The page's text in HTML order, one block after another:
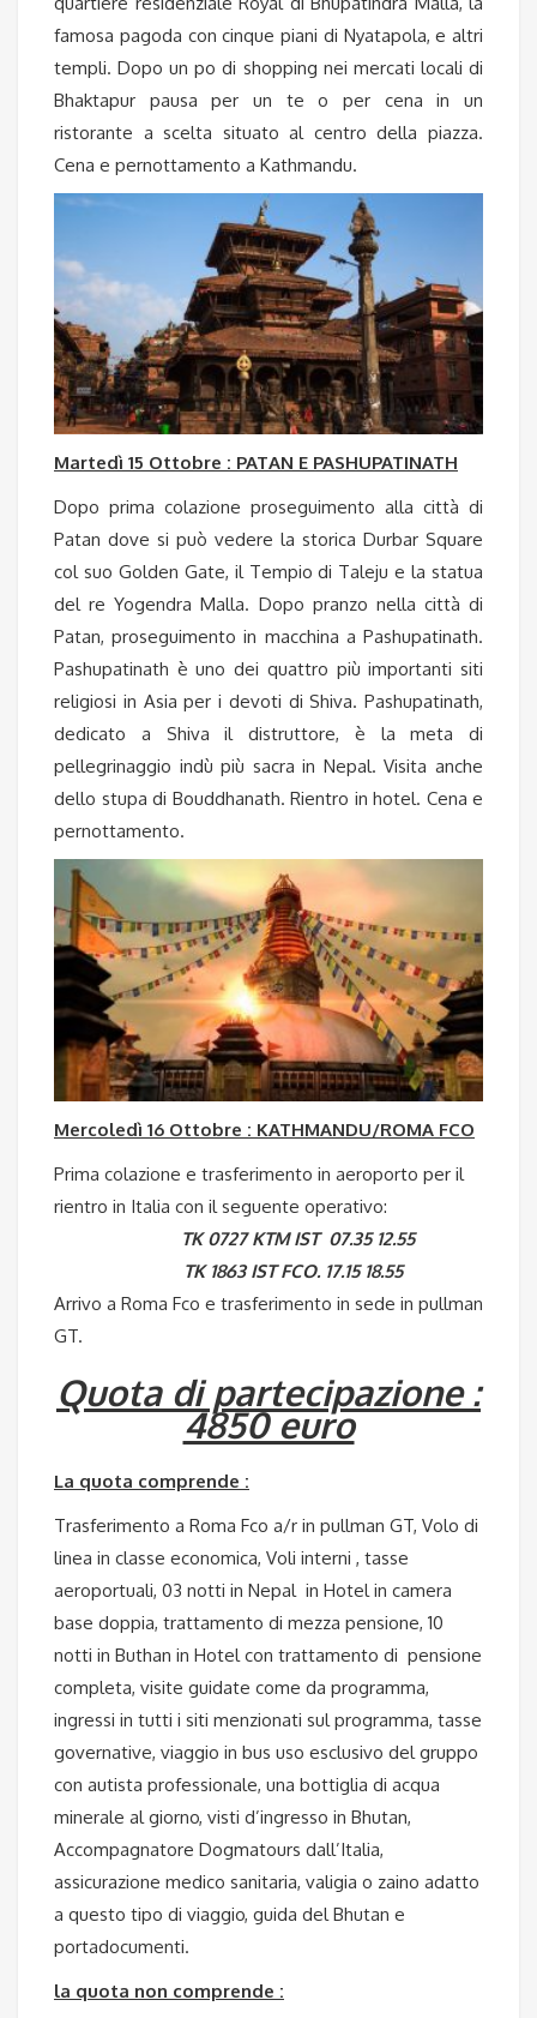
famosa pagoda con cinque piani di Nyatapola, e altri
templi. Dopo un po di shopping nei mercati locali di
Bhaktapur pausa per un te o per cena in un
ristorante a scelta situato al centro della piazza.
Cena e pernottamento a Kathmandu.
Martedì 15 Ottobre : PATAN E PASHUPATINATH
Dopo prima colazione proseguimento alla città di
Patan dove si può vedere la storica Durbar Square
col suo Golden Gate, il Tempio di Taleju e la statua
del re Yogendra Malla. Dopo pranzo nella città di
Patan, proseguimento in macchina a Pashupatinath.
Pashupatinath è uno dei quattro più importanti siti
religiosi in Asia per i devoti di Shiva. Pashupatinath,
dedicato a Shiva il distruttore, è la meta di
pellegrinaggio indù più sacra in Nepal. Visita anche
dello stupa di Bouddhanath. Rientro in hotel. Cena e
pernottamento.
Mercoledì 16 Ottobre : KATHMANDU/ROMA FCO
Prima colazione e trasferimento in aeroporto per il
rientro in Italia con il seguente operativo:
TK 0727 KTM IST 07.35 12.55
TK 1863 IST FCO. 17.15 18.55
Arrivo a Roma Fco e trasferimento in sede in pullman
GT.
Quota di partecipazione :
4850 euro
La quota comprende :
Trasferimento a Roma Fco a/r in pullman GT, Volo di
linea in classe economica, Voli interni , tasse
aeroportuali, 03 notti in Nepal in Hotel in camera
base doppia, trattamento di mezza pensione, 10
notti in Buthan in Hotel con trattamento di pensione
completa, visite guidate come da programma,
ingressi in tutti i siti menzionati sul programma, tasse
governative, viaggio in bus uso esclusivo del gruppo
con autista professionale, una bottiglia di acqua
minerale al giorno, visti d’ingresso in Bhutan,
Accompagnatore Dogmatours dall’Italia,
assicurazione medico sanitaria, valigia o zaino adatto
a questo tipo di viaggio, guida del Bhutan e
portadocumenti.
la quota non comprende :